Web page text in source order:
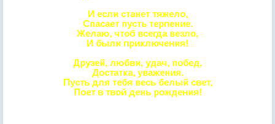
И если станет тяжело,
Спасает пусть терпение.
Желаю, чтоб всегда везло,
И были приключения!
Друзей, любви, удач, побед,
Достатка, уважения.
Пусть для тебя весь белый свет,
Поет в твой день рождения!